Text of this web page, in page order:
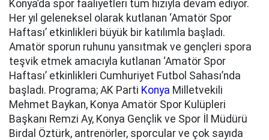
Konya’da spor faaliyetleri tüm hızıyla devam ediyor.
Her yıl geleneksel olarak kutlanan ‘Amatör Spor
Haftası’ etkinlikleri büyük bir katılımla başladı.
Amatör sporun ruhunu yansıtmak ve gençleri spora
teşvik etmek amacıyla kutlanan ‘Amatör Spor
Haftası’ etkinlikleri Cumhuriyet Futbol Sahası’nda
başladı. Programa; AK Parti Konya Milletvekili
Mehmet Baykan, Konya Amatör Spor Kulüpleri
Başkanı Remzi Ay, Konya Gençlik ve Spor İl Müdürü
Birdal Öztürk, antrenörler, sporcular ve çok sayıda